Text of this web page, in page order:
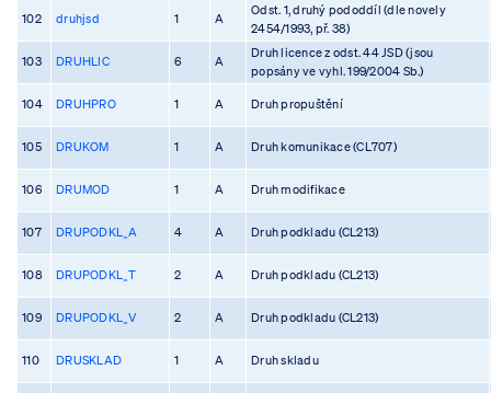
102 druhjsd 1 A
Odst. 1, druhý pododdíl (dle novely
2454/1993, př. 38)
103 DRUHLIC 6 A
Druh licence z odst. 44 JSD (jsou
popsány ve vyhl. 199/2004 Sb.)
104 DRUHPRO 1 A Druh propuštění
105 DRUKOM 1 A Druh komunikace (CL707)
106 DRUMOD 1 A Druh modifikace
107 DRUPODKL_A 4 A Druh podkladu (CL213)
108 DRUPODKL_T 2 A Druh podkladu (CL213)
109 DRUPODKL_V 2 A Druh podkladu (CL213)
110 DRUSKLAD 1 A Druh skladu